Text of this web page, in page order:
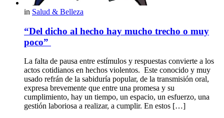
in Salud & Belleza
“Del dicho al hecho hay mucho trecho o muy
poco”
La falta de pausa entre estímulos y respuestas convierte a los
actos cotidianos en hechos violentos. Este conocido y muy
usado refrán de la sabiduría popular, de la transmisión oral,
expresa brevemente que entre una promesa y su
cumplimiento, hay un tiempo, un espacio, un esfuerzo, una
gestión laboriosa a realizar, a cumplir. En estos […]